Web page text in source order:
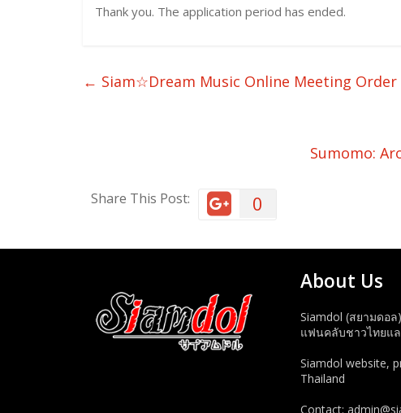
Thank you. The application period has ended.
← Siam☆Dream Music Online Meeting Order
Sumomo:
Share This Post: 0
About Us
Siamdol (สยามดอ
แฟนคลับชาวไทยแ
Siamdol website,
Thailand
Contact: